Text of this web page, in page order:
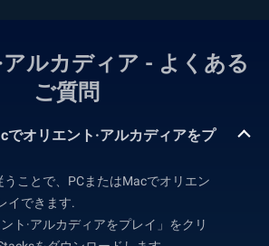
ルカディア - よくある
ご質問
でオリエント·アルカディアをプ
ことで、PCまたはMacでオリエン
イできます.
ント·アルカディアをプレイ」をクリ